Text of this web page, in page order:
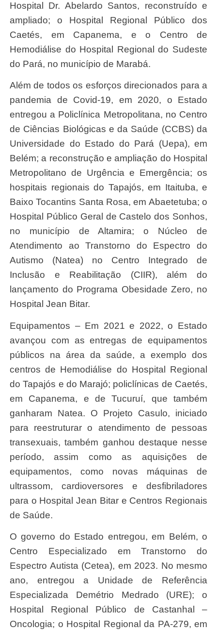
Hospital Dr. Abelardo Santos, reconstruído e
ampliado; o Hospital Regional Público dos
Caetés, em Capanema, e o Centro de
Hemodiálise do Hospital Regional do Sudeste
do Pará, no município de Marabá.
Além de todos os esforços direcionados para a
pandemia de Covid-19, em 2020, o Estado
entregou a Policlínica Metropolitana, no Centro
de Ciências Biológicas e da Saúde (CCBS) da
Universidade do Estado do Pará (Uepa), em
Belém; a reconstrução e ampliação do Hospital
Metropolitano de Urgência e Emergência; os
hospitais regionais do Tapajós, em Itaituba, e
Baixo Tocantins Santa Rosa, em Abaetetuba; o
Hospital Público Geral de Castelo dos Sonhos,
no município de Altamira; o Núcleo de
Atendimento ao Transtorno do Espectro do
Autismo (Natea) no Centro Integrado de
Inclusão e Reabilitação (CIIR), além do
lançamento do Programa Obesidade Zero, no
Hospital Jean Bitar.
Equipamentos – Em 2021 e 2022, o Estado
avançou com as entregas de equipamentos
públicos na área da saúde, a exemplo dos
centros de Hemodiálise do Hospital Regional
do Tapajós e do Marajó; policlínicas de Caetés,
em Capanema, e de Tucuruí, que também
ganharam Natea. O Projeto Casulo, iniciado
para reestruturar o atendimento de pessoas
transexuais, também ganhou destaque nesse
período, assim como as aquisições de
equipamentos, como novas máquinas de
ultrassom, cardioversores e desfibriladores
para o Hospital Jean Bitar e Centros Regionais
de Saúde.
O governo do Estado entregou, em Belém, o
Centro Especializado em Transtorno do
Espectro Autista (Cetea), em 2023. No mesmo
ano, entregou a Unidade de Referência
Especializada Demétrio Medrado (URE); o
Hospital Regional Público de Castanhal –
Oncologia; o Hospital Regional da PA-279, em